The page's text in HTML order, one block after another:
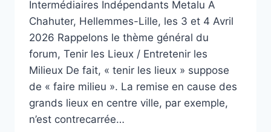
Intermédiaires Indépendants Metalu A
Chahuter, Hellemmes-Lille, les 3 et 4 Avril
2026 Rappelons le thème général du
forum, Tenir les Lieux / Entretenir les
Milieux De fait, « tenir les lieux » suppose
de « faire milieu ». La remise en cause des
grands lieux en centre ville, par exemple,
n’est contrecarrée…